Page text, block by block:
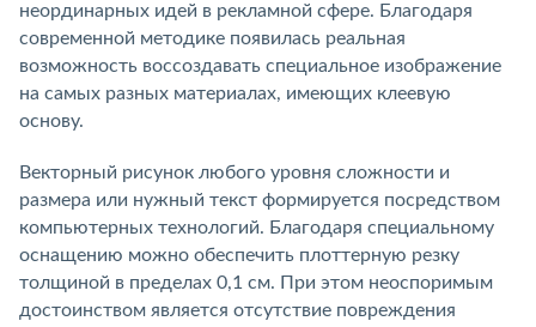
неординарных идей в рекламной сфере. Благодаря
современной методике появилась реальная
возможность воссоздавать специальное изображение
на самых разных материалах, имеющих клеевую
основу.
Векторный рисунок любого уровня сложности и
размера или нужный текст формируется посредством
компьютерных технологий. Благодаря специальному
оснащению можно обеспечить плоттерную резку
толщиной в пределах 0,1 см. При этом неоспоримым
достоинством является отсутствие повреждения